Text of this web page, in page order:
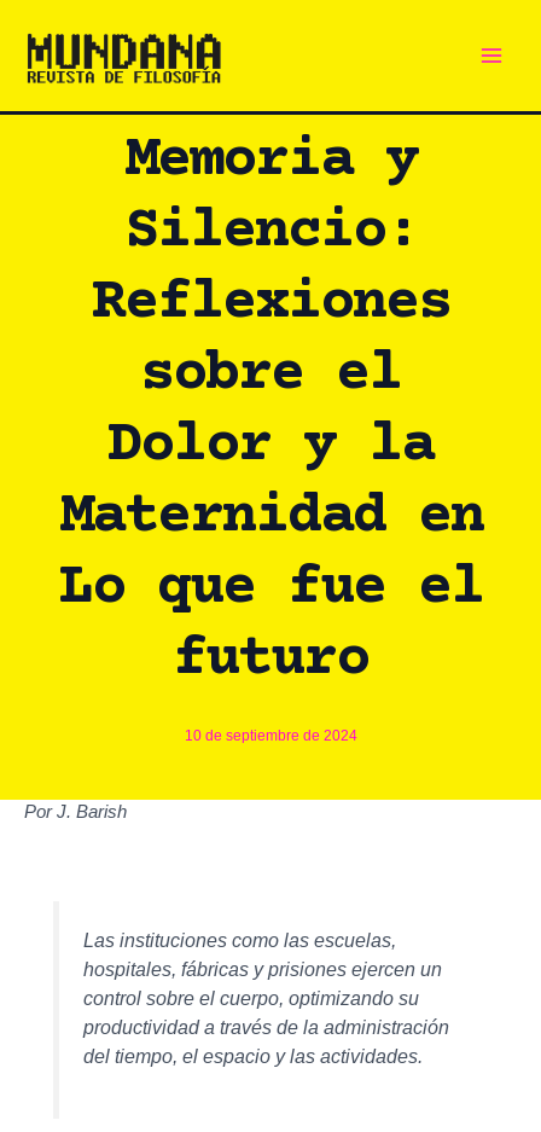
al
Memoria y
Silencio:
Reflexiones
sobre el
Dolor y la
Maternidad en
Lo que fue el
futuro
10 de septiembre de 2024
Por J. Barish
Las instituciones como las escuelas,
hospitales, fábricas y prisiones ejercen un
control sobre el cuerpo, optimizando su
productividad a través de la administración
del tiempo, el espacio y las actividades.